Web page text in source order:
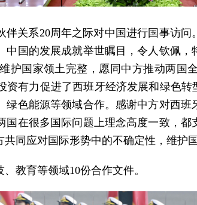
关系20周年之际对中国进行国事访
国的发展成就举世瞩目，令人钦佩，
护国家领土完整，愿同中方推动两国
有力促进了西班牙经济发展和绿色
色能源等领域合作。感谢中方对西
在很多国际问题上理念高度一致，
同应对国际形势中的不确定性，维护
教育等领域10份合作文件。